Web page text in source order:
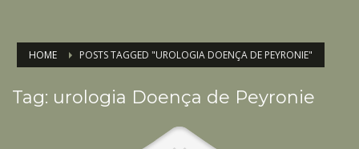
HOME POSTS TAGGED "UROLOGIA DOENÇA DE PEYRONIE"
Tag: urologia Doença de Peyronie